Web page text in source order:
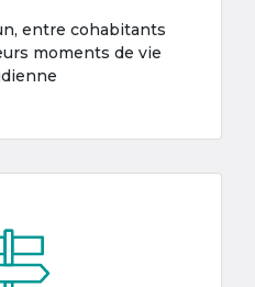
entre cohabitants
moments de vie